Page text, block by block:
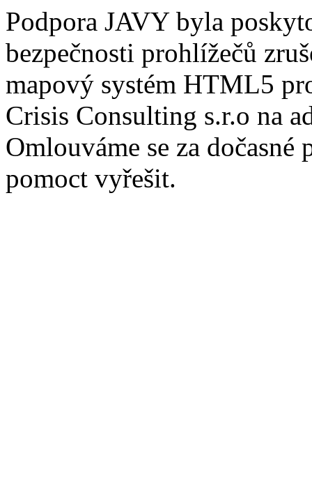
Podpora JAVY byla
bezpečnosti prohlížečů
mapový systém HTML5
Crisis Consulting s.r.o na
Omlouváme se za
pomoct vyřešit.